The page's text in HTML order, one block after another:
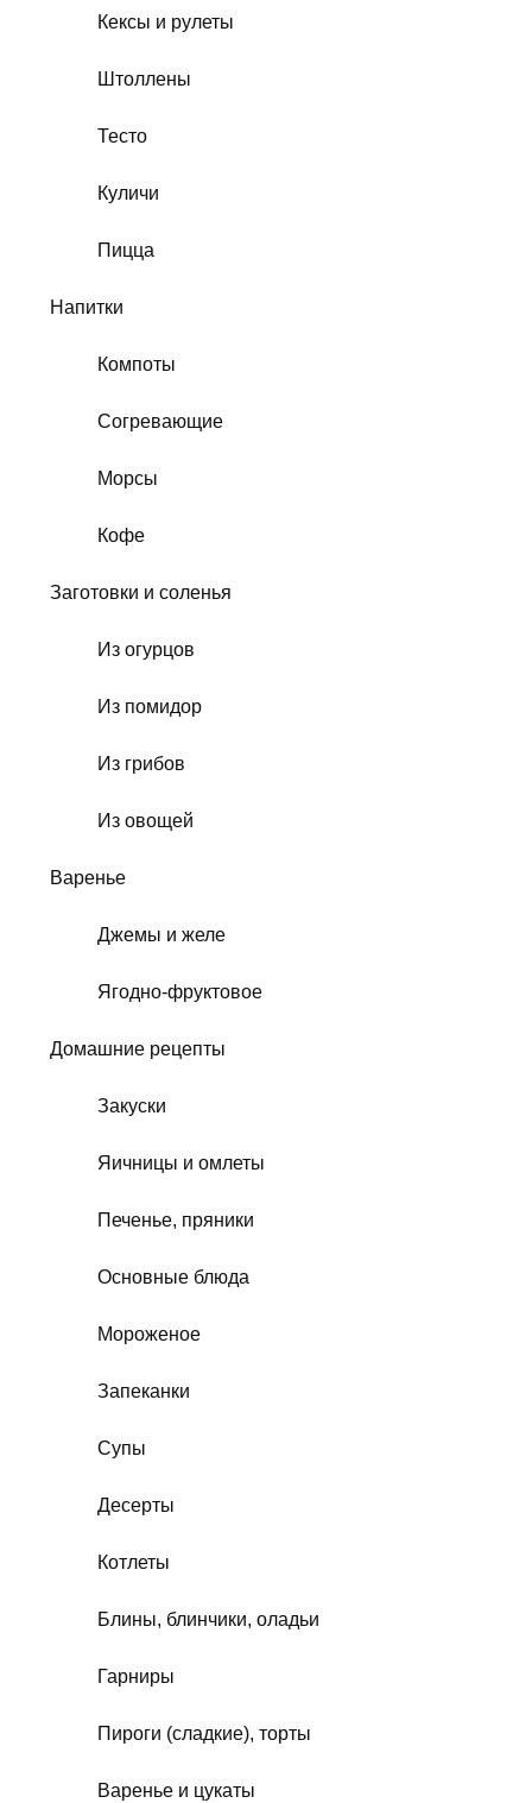
Кексы и рулеты
Штоллены
Тесто
Куличи
Пицца
Напитки
Компоты
Согревающие
Морсы
Кофе
Заготовки и соленья
Из огурцов
Из помидор
Из грибов
Из овощей
Варенье
Джемы и желе
Ягодно-фруктовое
Домашние рецепты
Закуски
Яичницы и омлеты
Печенье, пряники
Основные блюда
Мороженое
Запеканки
Супы
Десерты
Котлеты
Блины, блинчики, оладьи
Гарниры
Пироги (сладкие), торты
Варенье и цукаты